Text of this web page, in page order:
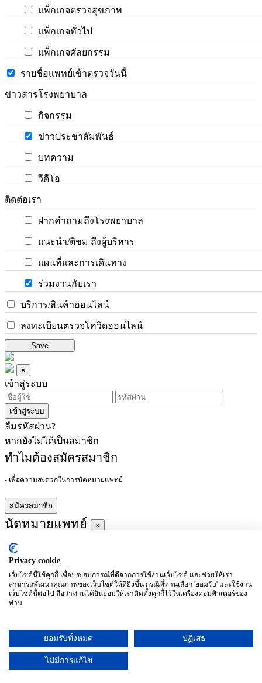
แพ็กเกจตรวจสุขภาพ
แพ็กเกจทั่วไป
แพ็กเกจศัลยกรรม
รายชื่อแพทย์เข้าตรวจวันนี้
ข่าวสารโรงพยาบาล
กิจกรรม
ข่าวประชาสัมพันธ์
บทความ
วีดีโอ
ติดต่อเรา
ฝากคำถามถึงโรงพยาบาล
แนะนำ/ติชม ถึงผู้บริหาร
แผนที่และการเดินทาง
ร่วมงานกับเรา
บริการ/สินค้าออนไลน์
ลงทะเบียนตรวจโควิดออนไลน์
Save
×
เข้าสู่ระบบ
เข้าสู่ระบบ
ลืมรหัสผ่าน?
หากยังไม่ได้เป็นสมาชิก
ทำไมต้องสมัครสมาชิก
- เพื่อความสะดวกในการนัดหมายแพทย์
สมัครสมาชิก
นัดหมายแพทย์ ×
ผู้ชำนาญการ
ประจำ :
อาทิตย์
จันทร์
(27/09)
อังคาร
(28/09)
พุธ
พฤหัสบดี
ศุกร์
เสาร์
Privacy cookie
เว็บไซต์นี้ใช้คุกกี้ เพื่อประสบการณ์ที่ดีจากการใช้งานเว็บไซต์ และช่วยให้เรา
สามารถพัฒนาคุณภาพของเว็บไซต์ให้ดียิ่งขึ้น กรณีที่ท่านเลือก 'ยอมรับ' และใช้งาน
เว็บไซต์นี้ต่อไป ถือว่าท่านได้ยินยอมให้เราติดตั้งคุกกี้ไว้ในเครื่องคอมพิวเตอร์ของ
ท่าน
ยอมรับทั้งหมด ปฏิเสธ
ไม่มีการแก้ไข